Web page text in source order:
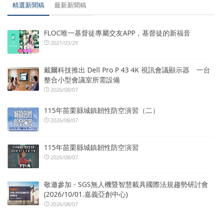
精選新聞稿 最新新聞稿
FLOC唯一基督徒專屬交友APP，基督徒的新福音
2021/03/29
戴爾科技推出 Dell Pro P 43 4K 視訊會議顯示器 一台
整合小型會議室所需設備
2026/08/07
115年苗栗縣城鎮韌性防空演習（二）
2026/08/07
115年苗栗縣城鎮韌性防空演習
2026/08/07
敬邀參加 - SGS無人機暨智慧載具國際法規趨勢研討會
(2026/10/01.嘉義亞創中心)
2026/08/07